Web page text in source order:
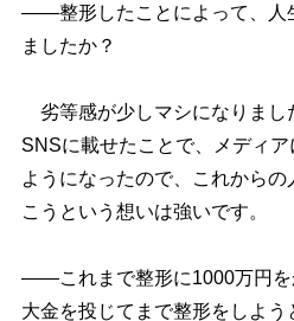
――整形したことによって、人
ましたか？
劣等感が少しマシになりまし
SNSに載せたことで、メディ
ようになったので、これからの
こうという想いは強いです。
――これまで整形に1000万円を
大金を投じてまで整形をしよ